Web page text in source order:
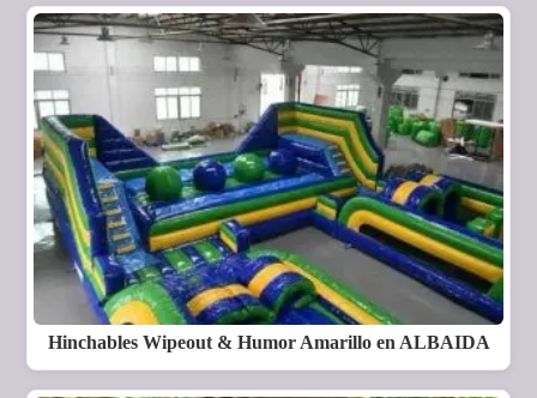
Hinchables Wipeout & Humor Amarillo en ALBAIDA